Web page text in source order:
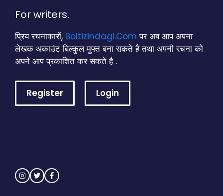
For writers.
प्रिय रचनाकारों, Boltizindagi.Com पर अब आप अपना
लेखक अकाउंट बिल्कुल मुफ्त बना सकते है तथा अपनी रचना को
अपने आप प्रकाशित कर सकते है .
Register Login